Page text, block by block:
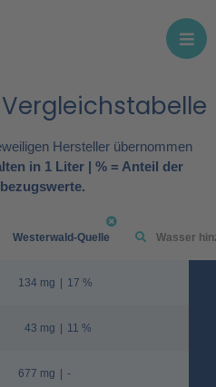
Hersteller übernommen
in 1 Liter | % = Anteil der
Westerwald-Quelle
134 mg | 17 %
43 mg | 11 %
677 mg | -